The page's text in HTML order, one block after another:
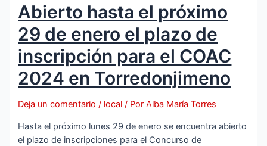
Abierto hasta el próximo
29 de enero el plazo de
inscripción para el COAC
2024 en Torredonjimeno
Deja un comentario / local / PorAlba María Torres
Hasta el próximo lunes 29 de enero se encuentra abierto
el plazo de inscripciones para el Concurso de